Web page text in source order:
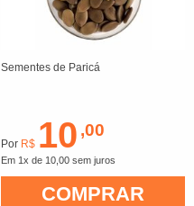
Sementes de Paricá
Por R$ 10 ,00
Em 1x de 10,00 sem juros
COMPRAR